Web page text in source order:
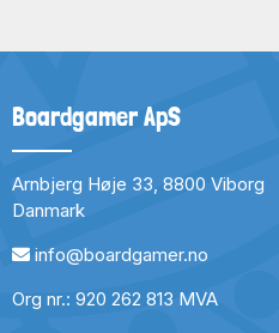
Boardgamer ApS
Arnbjerg Høje 33, 8800 Viborg
Danmark
info@boardgamer.no
Org nr.: 920 262 813 MVA